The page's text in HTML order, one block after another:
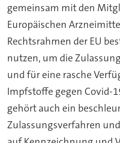
gemeinsam mit den
Europäischen
Rechtsrahmen der EU
nutzen, um die
und für eine rasche
Impfstoffe gegen Covid-
gehört auch ein
Zulassungsverfahren